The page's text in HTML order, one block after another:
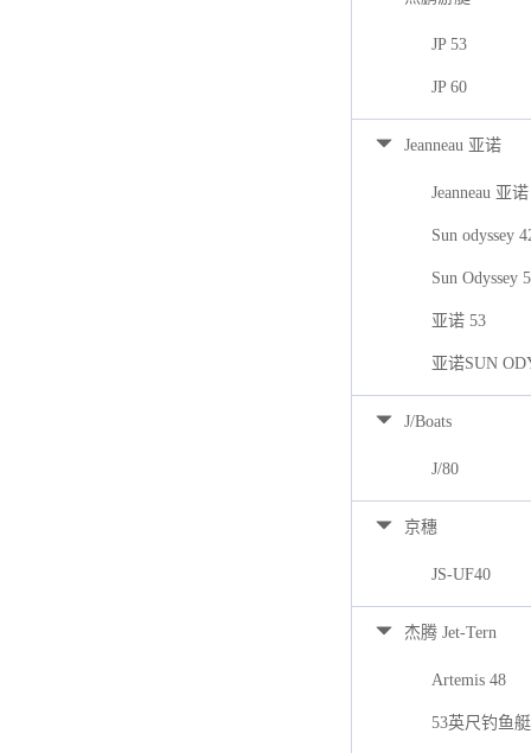
JP 53
JP 60
Jeanneau 亚诺
Jeanneau 亚
Sun odyssey
Sun Odyssey
亚诺 53
亚诺SUN
J/Boats
J/80
京穗
JS-UF40
杰腾 Jet-Tern
Artemis 48
53英尺钓鱼艇